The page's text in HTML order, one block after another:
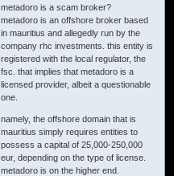
metadoro is a scam broker?
metadoro is an offshore broker based
in mauritius and allegedly run by the
company rhc investments. this entity is
registered with the local regulator, the
fsc. that implies that metadoro is a
licensed provider, albeit a questionable
one.
namely, the offshore domain that is
mauritius simply requires entities to
possess a capital of 25,000-250,000
eur, depending on the type of license.
metadoro is on the higher end.